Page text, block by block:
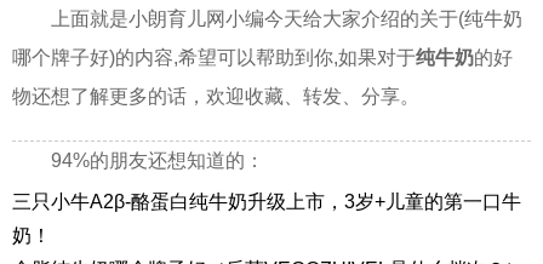
上面就是小朗育儿网小编今天给大家介绍的关于(纯牛奶
哪个牌子好)的内容,希望可以帮助到你,如果对于纯牛奶的好
物还想了解更多的话，欢迎收藏、转发、分享。
94%的朋友还想知道的：
三只小牛A2β-酪蛋白纯牛奶升级上市，3岁+儿童的第一口牛
奶！